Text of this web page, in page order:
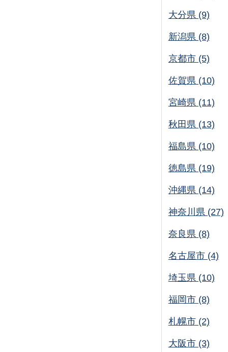
大分県 (9)
新潟県 (8)
京都市 (5)
佐賀県 (10)
宮崎県 (11)
秋田県 (13)
福島県 (10)
徳島県 (19)
沖縄県 (14)
神奈川県 (27)
奈良県 (8)
名古屋市 (4)
埼玉県 (10)
福岡市 (8)
札幌市 (2)
大阪市 (3)